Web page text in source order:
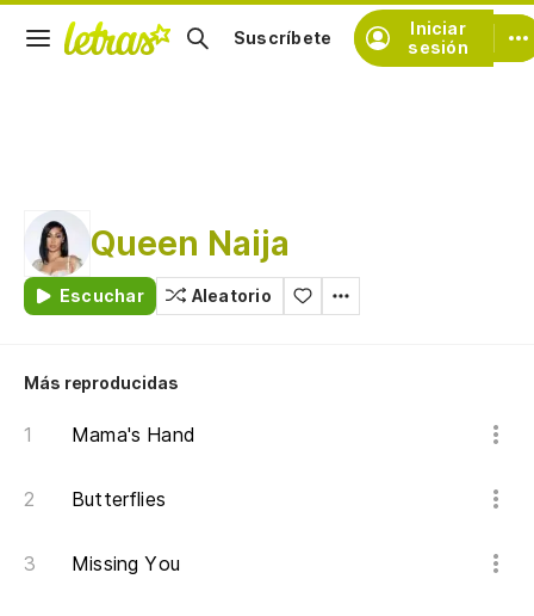
Iniciar
sesión
Suscríbete
Queen Naija
Escuchar Aleatorio
Más reproducidas
Mama's Hand
Butterflies
Missing You